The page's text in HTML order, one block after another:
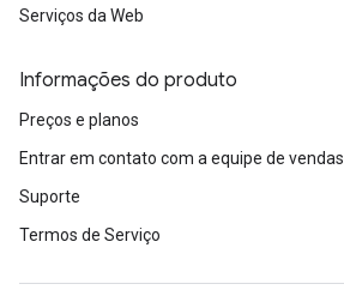
Serviços da Web
Informações do produto
Preços e planos
Entrar em contato com a equipe de vendas
Suporte
Termos de Serviço